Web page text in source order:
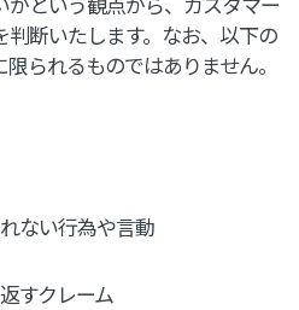
断いたします。なお、以下の
られるものではありません。
ない行為や言動
すクレーム